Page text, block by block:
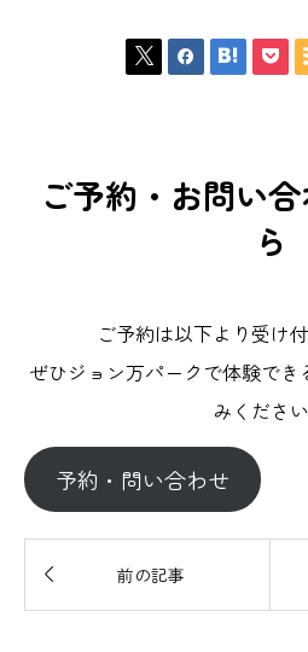
   
ご予約・お問い
ら
ご予約は以下より受け
ぜひジョン万パークで体験で
みください
予約・問い合わせ
 前の記事